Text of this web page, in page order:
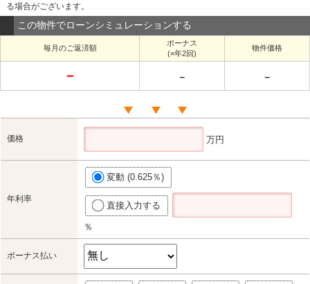
る場合がございます。
この物件でローンシミュレーションする
毎月のご返済額
ボーナス
(×年2回)
物件価格
－ － －
価格 万円
年利率
変動 (0.625％)
直接入力する
％
ボーナス払い